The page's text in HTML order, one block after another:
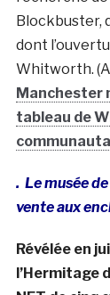
Blockbuster,
dont
Whitworth.
Manchester
tableau de
. Le musée
vente aux
Révélée en
l’Hermitage